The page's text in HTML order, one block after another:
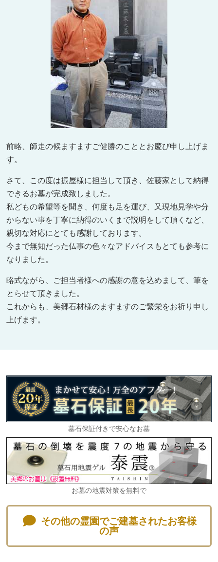
前略、師走の候ますますご健勝のこととお慶び申し上げま
す。
さて、この度は振屋様に担当して頂き、佐藤家として納得
できるお墓が完成致しました。
私どもの希望等を聞き、何度も足を運び、又現地見学や分
からない事を丁寧に納得のいくまで説明をして頂くなど、
親切な対応にとても感謝しております。
今まで無知だった仏事の色々なアドバイスもとても参考に
なりました。
略式ながら、ご担当者様への感謝の意を込めまして、筆を
とらせて頂きました。
これからも、美郷石材様のますますのご繁栄をお祈り申し
上げます。
墓石保証付きで安心なお墓
お墓の地震対策を無料で
その他の霊園でご建墓されたお客様
の声